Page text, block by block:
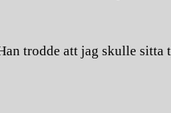
trodde att jag skulle sitta